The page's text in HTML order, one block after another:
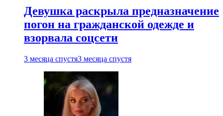
Девушка раскрыла предназначение
погон на гражданской одежде и
взорвала соцсети
3 месяца спустя3 месяца спустя